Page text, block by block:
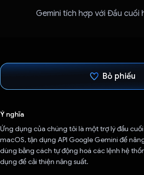
Gemini tích hợp với Đầu cuối
Bỏ phiếu
Ý nghĩa
Ứng dụng của chúng tôi là một trợ lý đầu
macOS, tận dụng API Google Gemini để
dùng bằng cách tự động hoá các lệnh hệ
dụng để cải thiện năng suất.